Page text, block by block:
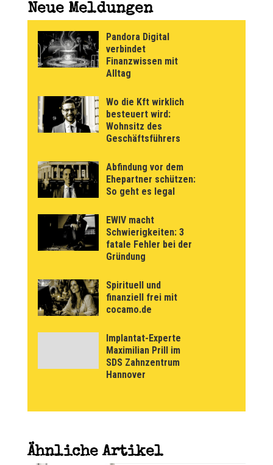
Neue Meldungen
Pandora Digital
verbindet
Finanzwissen mit
Alltag
Wo die Kft wirklich
besteuert wird:
Wohnsitz des
Geschäftsführers
Abfindung vor dem
Ehepartner schützen:
So geht es legal
EWIV macht
Schwierigkeiten: 3
fatale Fehler bei der
Gründung
Spirituell und
finanziell frei mit
cocamo.de
Implantat-Experte
Maximilian Prill im
SDS Zahnzentrum
Hannover
Ähnliche Artikel